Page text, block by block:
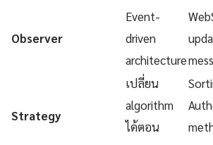
Observer
Event-
driven
architecture
Strategy
เปลี่ยน
algorithm
ได้ตอน